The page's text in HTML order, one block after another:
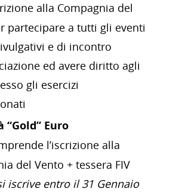
alla Compagnia del
partecipare a tutti gli eventi
e di incontro
ed avere diritto agli
gli esercizi
Euro
l’iscrizione alla
del Vento + tessera FIV
iscrive entro il 31 Gennaio